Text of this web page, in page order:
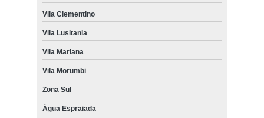
Vila Clementino
Vila Lusitania
Vila Mariana
Vila Morumbi
Zona Sul
Água Espraiada